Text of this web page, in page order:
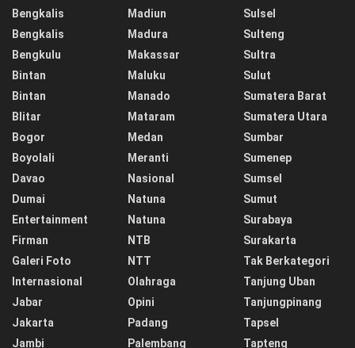
Bengkalis
Bengkalis
Bengkulu
Bintan
Bintan
Blitar
Bogor
Boyolali
Davao
Dumai
Entertainment
Firman
Galeri Foto
Internasional
Jabar
Jakarta
Jambi
Madiun
Madura
Makassar
Maluku
Manado
Mataram
Medan
Meranti
Nasional
Natuna
Natuna
NTB
NTT
Olahraga
Opini
Padang
Palembang
Sulsel
Sulteng
Sultra
Sulut
Sumatera Barat
Sumatera Utara
Sumbar
Sumenep
Sumsel
Sumut
Surabaya
Surakarta
Tak Berkategori
Tanjung Uban
Tanjungpinang
Tapsel
Tapteng